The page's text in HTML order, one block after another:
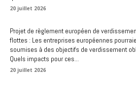
20 juillet 2026
Projet de règlement européen de
flottes : Les entreprises européennes
soumises à des objectifs de verdissement
Quels impacts pour ces...
20 juillet 2026